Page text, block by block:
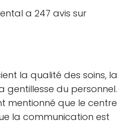
a 247 avis sur
la qualité des soins, la
gentillesse du personnel.
mentionné que le centre
la communication est